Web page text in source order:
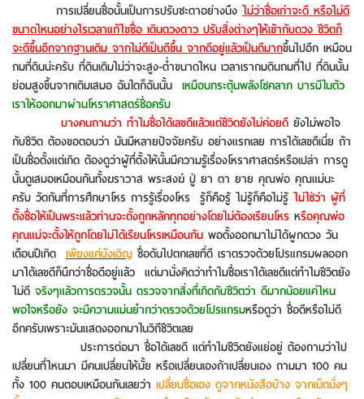
การเปลี่ยนชื่อนั้นเป็นการปรับชะตาอย่างนึง ไม่ว่าชื่อเก่าจะดี หรือไม่ดี
ขนาดไหนอย่างไรเวลาแก้ไขชื่อ เดินดวงดาว ปรับสิ่งต่างๆให้เข้ากับดวง ชีวิตก็
จะดีขึ้นอีกจากฐานเดิม จากไม่ดีเป็นดีขึ้น จากดีอยู่แล้วเป็นดีมากขึ้นไปอีก เหมือน
ถมที่ดินน่ะครับ ที่ดินเดิมไม่ว่าจะสูง-ต่ำขนาดไหน เวลาเราถมดินถมที่ไป ที่ดินนั้น
ย่อมสูงขึ้นจากเดิมเสมอ ฉันใดก็ฉันนั้น เหมือนกระตุ้นพลังโชคลาภ บารมีในตัว
เราให้ออกมาผ่านโหราศาสตร์ชื่อครับ
บางคนถามว่า ทำไมชื่อได้เลขดีแล้วแต่ชีวิตยังไม่ค่อยดี ยังไม่พอใจ
กับชีวิต ต้องขอตอบว่า มันมีหลายปัจจัยครับ อย่างแรกเลย การได้เลขดีเนี่ย ถ้า
เป็นชื่อตั้งแต่เกิด ต้องดูว่าผู้ที่ตั้งให้นั้นมีความรู้เรื่องโหราศาสตร์หรือเปล่า การดู
นั้นดูเสมอเหมือนกันทั้งฆราวาส พระสงฆ์ ปู่ ยา ตา ยาย คุณพ่อ คุณแม่นะ
ครับ วัดกันที่การศึกษาโหร การรู้เรื่องโหร รู้ก็คือรู้ ไม่รู้ก็คือไม่รู้ ไม่ใช่ว่า ผู้ที่
ตั้งชื่อให้เป็นพระแล้วท่านจะตั้งถูกหลักทุกอย่างโดยไม่ต้องเรียนโหร หรือคุณพ่อ
คุณแม่จะตั้งให้ถูกโดยไม่ได้เรียนโหรเหมือนกัน พอตั้งออกมาไม่ได้ผูกดวง วัน
เดือนปีเกิด เพียงแค่บังเอิญ ชื่อดันไปตกเลขที่ดี เราตรวจด้วยโปรแกรมผลออก
มาได้เลขดีก็นึกว่าชื่อดีอยู่แล้ว แต่มานั่งคิดว่าทำไมชื่อเราได้เลขดีแต่ทำไมชีวิตยัง
ไม่ดี จริงๆแล้วการตรวจนั้น ตรวจจากสิ่งที่เกิดกับชีวิตว่า ดีมากน้อยแค่ไหน
พอใจหรือยัง จะมีความแม่นยำกว่าตรวจด้วยโปรแกรมหรือดูว่า ชื่อดีหรือไม่ดี
อีกครับเพราะมันแสดงออกมาในวิถีชีวิตเลย
ประการต่อมา ชื่อได้เลขดี แต่ทำไมชีวิตยังแย่อยู่ ต้องถามว่าไป
เปลี่ยนที่ไหนมา มีคนเปลี่ยนให้มั้ย หรือเปลี่ยนเองถ้าเปลี่ยนเอง ถามมา 100 คน
ทั้ง 100 คนตอบเหมือนกันเลยว่า เปลี่ยนชื่อเอง ดูจากหนังสือบ้าง จากเน็ตนั่งๆ